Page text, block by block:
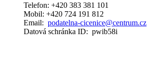
Telefon: +420 383 381 101
Mobil: +420 724 191 812
Email: podatelna-cicenice@centrum.cz
Datová schránka ID: pwib58i